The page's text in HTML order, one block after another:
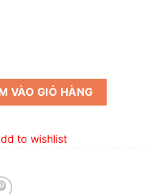
SƯỚNG TRÊN CẢ TUYỆT VỜI
VÀO GIỎ HÀNG
to wishlist